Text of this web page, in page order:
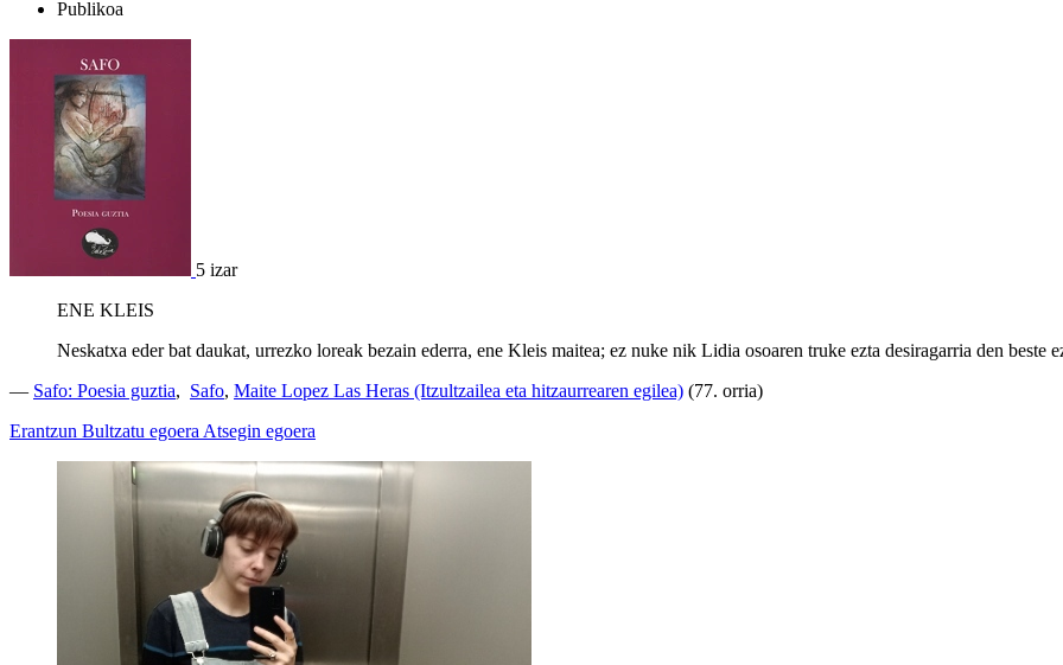
Publikoa
5 izar
ENE KLEIS
Neskatxa eder bat daukat, urrezko loreak bezain ederra, ene Kleis maitea; ez nuke nik Lidia osoaren truke ezta desiragarria den beste
— Safo: Poesia guztia, Safo, Maite Lopez Las Heras (Itzultzailea eta hitzaurrearen egilea) (77. orria)
Erantzun Bultzatu egoera Atsegin egoera